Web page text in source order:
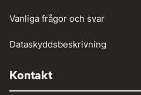
Vanliga frågor och svar
Dataskyddsbeskrivning
Kontakt